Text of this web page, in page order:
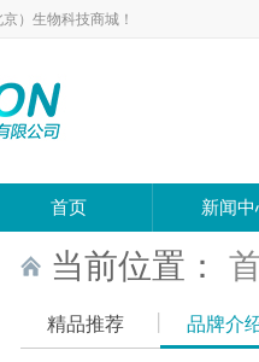
）生物科技商城！
首页 新闻中
当前位置：
精品推荐 品牌介